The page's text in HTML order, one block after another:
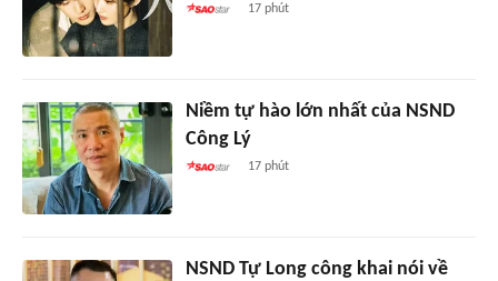
17 phút
Niềm tự hào lớn nhất của NSND
Công Lý
17 phút
NSND Tự Long công khai nói về